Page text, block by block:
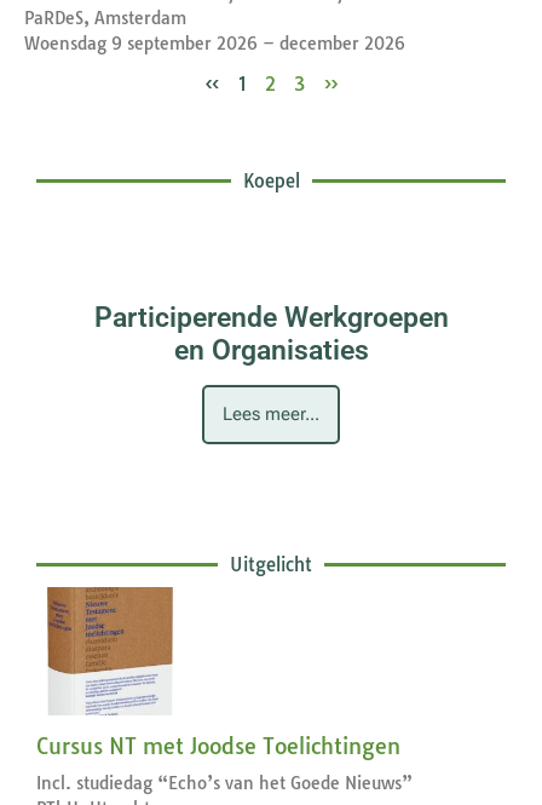
PaRDeS, Amsterdam
Woensdag 9 september 2026 – december 2026
« 1 2 3 »
Koepel
Participerende Werkgroepen
en Organisaties
Lees meer...
Uitgelicht
Cursus NT met Joodse Toelichtingen
Incl. studiedag “Echo’s van het Goede Nieuws”